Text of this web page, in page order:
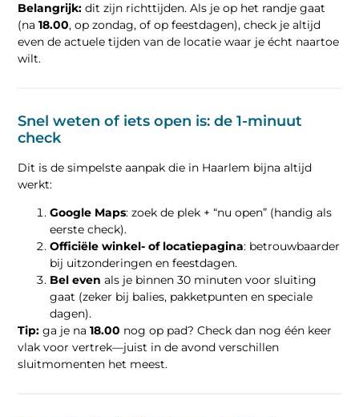
Belangrijk: dit zijn richttijden. Als je op het randje gaat
(na18.00, op zondag, of op feestdagen), check je altijd
even de actuele tijden van de locatie waar je écht naartoe
wilt.
Snel weten of iets open is: de 1-minuut
check
Dit is de simpelste aanpak die in Haarlem bijna altijd
werkt:
Google Maps: zoek de plek + “nu open” (handig als
eerste check).
Officiële winkel- of locatiepagina: betrouwbaarder
bij uitzonderingen en feestdagen.
Bel even als je binnen 30 minuten voor sluiting
gaat (zeker bij balies, pakketpunten en speciale
dagen).
Tip: ga je na18.00 nog op pad? Check dan nog één keer
vlak voor vertrek—juist in de avond verschillen
sluitmomenten het meest.